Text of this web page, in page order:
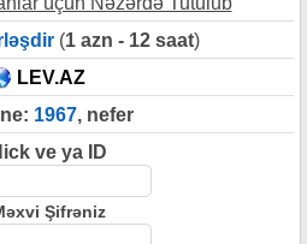
(1 azn - 12 saat)
LEV.AZ
1967, nefer
ve ya ID
Şifrəniz